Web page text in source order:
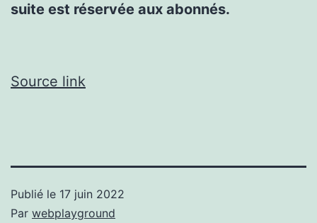
suite est réservée aux abonnés.
Source link
Publié le 17 juin 2022
Par webplayground